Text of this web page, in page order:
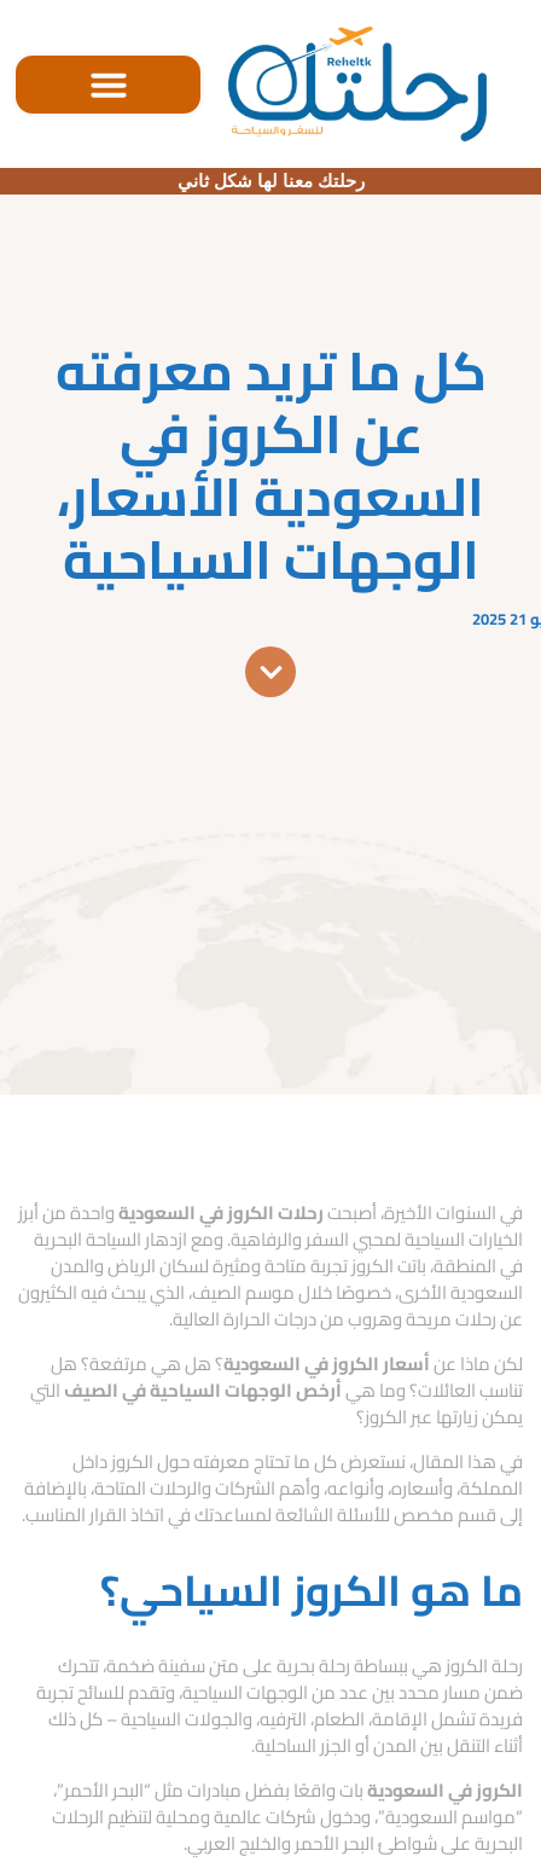
رحلتك معنا لها شكل ثاني
كل ما تريد معرفته
عن الكروز في
السعودية الأسعار،
الوجهات السياحية
في السنوات الأخيرة، أصبحترحلات الكروز في السعوديةواحدة من أبرز
الخيارات السياحية لمحبي السفر والرفاهية. ومع ازدهار السياحة البحرية
في المنطقة، باتت الكروز تجربة متاحة ومثيرة لسكان الرياض والمدن
السعودية الأخرى، خصوصًا خلال موسم الصيف، الذي يبحث فيه الكثيرون
عن رحلات مريحة وهروب من درجات الحرارة العالية.
لكن ماذا عنأسعار الكروز في السعودية؟ هل هي مرتفعة؟ هل
تناسب العائلات؟ وما هيأرخص الوجهات السياحية في الصيفالتي
يمكن زيارتها عبر الكروز؟
في هذا المقال، نستعرض كل ما تحتاج معرفته حول الكروز داخل
المملكة، وأسعاره، وأنواعه، وأهم الشركات والرحلات المتاحة، بالإضافة
إلى قسم مخصص للأسئلة الشائعة لمساعدتك في اتخاذ القرار المناسب.
ما هو الكروز السياحي؟
رحلة الكروز هي ببساطة رحلة بحرية على متن سفينة ضخمة، تتحرك
ضمن مسار محدد بين عدد من الوجهات السياحية، وتقدم للسائح تجربة
فريدة تشمل الإقامة، الطعام، الترفيه، والجولات السياحية – كل ذلك
أثناء التنقل بين المدن أو الجزر الساحلية.
الكروز في السعوديةبات واقعًا بفضل مبادرات مثل “البحر الأحمر”،
“مواسم السعودية”، ودخول شركات عالمية ومحلية لتنظيم الرحلات
البحرية على شواطئ البحر الأحمر والخليج العربي.